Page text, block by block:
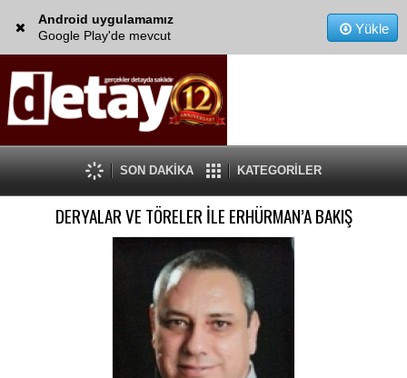
Android uygulamamız
Google Play'de mevcut
Yükle
SON DAKİKA KATEGORİLER
DERYALAR VE TÖRELER İLE ERHÜRMAN’A BAKIŞ